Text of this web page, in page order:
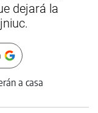
dejará la